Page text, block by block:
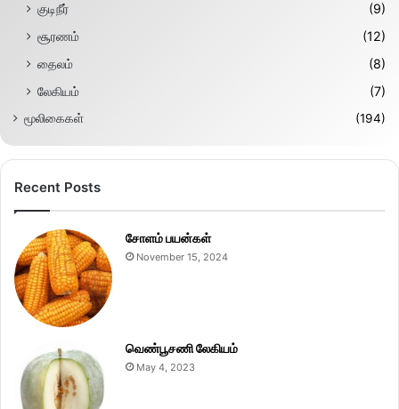
குடிநீர்
(9)
சூரணம்
(12)
தைலம்
(8)
லேகியம்
(7)
மூலிகைகள் (194)
Recent Posts
சோளம் பயன்கள்
November 15, 2024
வெண்பூசணி லேகியம்
May 4, 2023